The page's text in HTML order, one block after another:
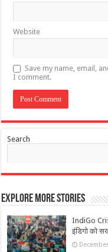
Website
Save my name, email,
I comment.
Search
Explore More Stories
IndiGo
इंडिगो को